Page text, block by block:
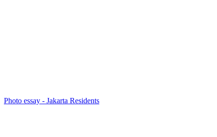
Photo essay - Jakarta Residents